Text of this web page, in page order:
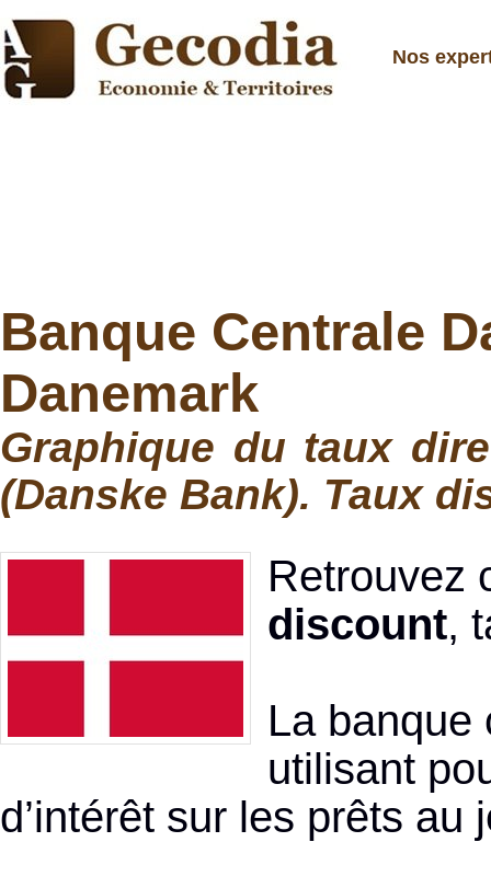
Nos
Banque Centrale
Danemark
Graphique du taux
(Danske Bank). Taux
Retrouvez
discount,
La banque
utilisant
d’intérêt sur les prêts